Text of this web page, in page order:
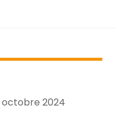
octobre 2024